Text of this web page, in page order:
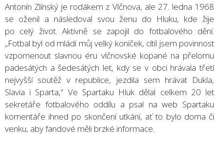
Antonín Zlínský je rodákem z Vlčnova, ale 27. ledna 1968
se oženil a následoval svou ženu do Hluku, kde žije
po celý život. Aktivně se zapojil do fotbalového dění.
„Fotbal byl od mládí můj velký koníček, cítil jsem povinnost
vzpomenout slavnou éru vlčnovské kopané na přelomu
padesátých a šedesátých let, kdy se v obci hrávala třetí
nejvyšší soutěž v republice, jezdila sem hrávat Dukla,
Slavia i Sparta,“ Ve Spartaku Hluk dělal celkem 20 let
sekretáře fotbalového oddílu a psal na web Spartaku
komentáře ihned po skončení utkání, ať to bylo doma či
venku, aby fandové měli brzké informace.